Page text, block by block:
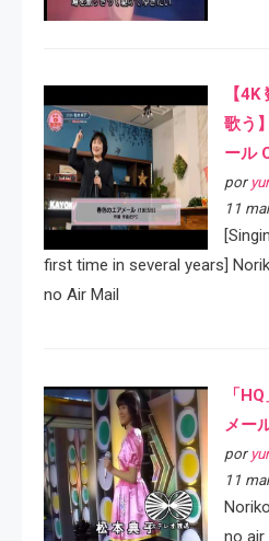
【
歌う
ール
por
11
first time in several years]
no Air Mail
「
メー
por
11
no air